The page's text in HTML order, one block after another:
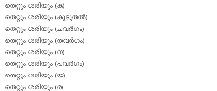
തെറ്റും ശരിയും (ക)
തെറ്റും ശരിയും (കൂടുതല്‍)
തെറ്റും ശരിയും (ചവര്‍ഗം)
തെറ്റും ശരിയും (തവര്‍ഗം)
തെറ്റും ശരിയും (ന)
തെറ്റും ശരിയും (പവര്‍ഗം)
തെറ്റും ശരിയും (യ)
തെറ്റും ശരിയും (ര)